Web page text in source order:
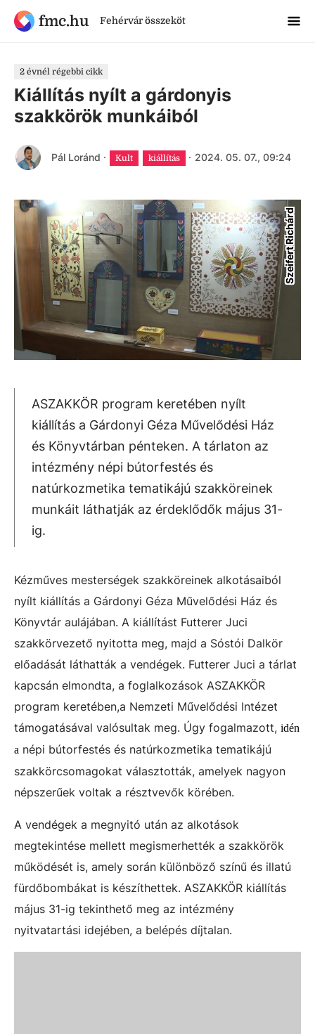
fmc.hu Fehérvár összeköt
2 évnél régebbi cikk
Kiállítás nyílt a gárdonyis
szakkörök munkáiból
Pál Loránd · Kult kiállítás · 2024. 05. 07., 09:24
Szeifert Richárd
ASZAKKÖR program keretében nyílt
kiállítás a Gárdonyi Géza Művelődési Ház
és Könyvtárban pénteken. A tárlaton az
intézmény népi bútorfestés és
natúrkozmetika tematikájú szakköreinek
munkáit láthatják az érdeklődők május 31-
ig.
Kézműves mesterségek szakköreinek alkotásaiból
nyílt kiállítás a Gárdonyi Géza Művelődési Ház és
Könyvtár aulájában. A kiállítást Futterer Juci
szakkörvezető nyitotta meg, majd a Sóstói Dalkör
előadását láthatták a vendégek. Futterer Juci a tárlat
kapcsán elmondta, a foglalkozások ASZAKKÖR
program keretében,a Nemzeti Művelődési Intézet
támogatásával valósultak meg. Úgy fogalmazott, idén
a népi bútorfestés és natúrkozmetika tematikájú
szakkörcsomagokat választották, amelyek nagyon
népszerűek voltak a résztvevők körében.
A vendégek a megnyitó után az alkotások
megtekintése mellett megismerhették a szakkörök
működését is, amely során különböző színű és illatú
fürdőbombákat is készíthettek. ASZAKKÖR kiállítás
május 31-ig tekinthető meg az intézmény
nyitvatartási idejében, a belépés díjtalan.